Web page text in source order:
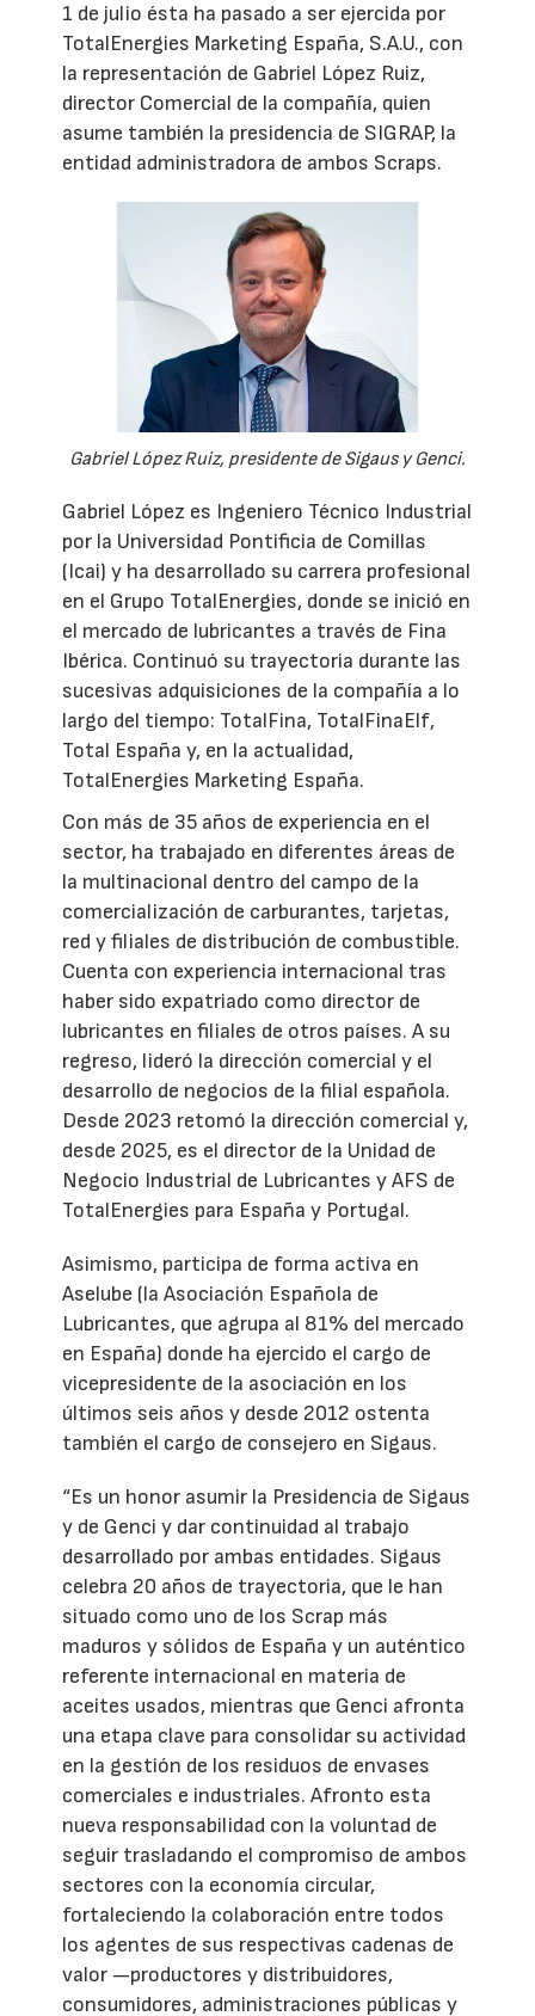
1 de julio ésta ha pasado a ser ejercida por
TotalEnergies Marketing España, S.A.U., con
la representación de Gabriel López Ruiz,
director Comercial de la compañía, quien
asume también la presidencia de SIGRAP, la
entidad administradora de ambos Scraps.
Gabriel López Ruiz, presidente de Sigaus y Genci.
Gabriel López es Ingeniero Técnico Industrial
por la Universidad Pontificia de Comillas
(Icai) y ha desarrollado su carrera profesional
en el Grupo TotalEnergies, donde se inició en
el mercado de lubricantes a través de Fina
Ibérica. Continuó su trayectoria durante las
sucesivas adquisiciones de la compañía a lo
largo del tiempo: TotalFina, TotalFinaElf,
Total España y, en la actualidad,
TotalEnergies Marketing España.
Con más de 35 años de experiencia en el
sector, ha trabajado en diferentes áreas de
la multinacional dentro del campo de la
comercialización de carburantes, tarjetas,
red y filiales de distribución de combustible.
Cuenta con experiencia internacional tras
haber sido expatriado como director de
lubricantes en filiales de otros países. A su
regreso, lideró la dirección comercial y el
desarrollo de negocios de la filial española.
Desde 2023 retomó la dirección comercial y,
desde 2025, es el director de la Unidad de
Negocio Industrial de Lubricantes y AFS de
TotalEnergies para España y Portugal.
Asimismo, participa de forma activa en
Aselube (la Asociación Española de
Lubricantes, que agrupa al 81% del mercado
en España) donde ha ejercido el cargo de
vicepresidente de la asociación en los
últimos seis años y desde 2012 ostenta
también el cargo de consejero en Sigaus.
“Es un honor asumir la Presidencia de Sigaus
y de Genci y dar continuidad al trabajo
desarrollado por ambas entidades. Sigaus
celebra 20 años de trayectoria, que le han
situado como uno de los Scrap más
maduros y sólidos de España y un auténtico
referente internacional en materia de
aceites usados, mientras que Genci afronta
una etapa clave para consolidar su actividad
en la gestión de los residuos de envases
comerciales e industriales. Afronto esta
nueva responsabilidad con la voluntad de
seguir trasladando el compromiso de ambos
sectores con la economía circular,
fortaleciendo la colaboración entre todos
los agentes de sus respectivas cadenas de
valor —productores y distribuidores,
consumidores, administraciones públicas y